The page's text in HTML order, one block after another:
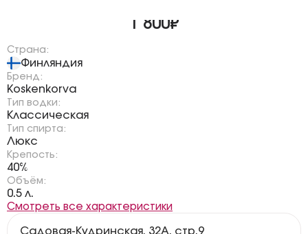
1 800₽
Страна:
Финляндия
Бренд:
Koskenkorva
Тип водки:
Классическая
Тип спирта:
Люкс
Крепость:
40%
Объём:
0.5 л.
Смотреть все характеристики
Садовая-Кудринская, 32А, стр.9